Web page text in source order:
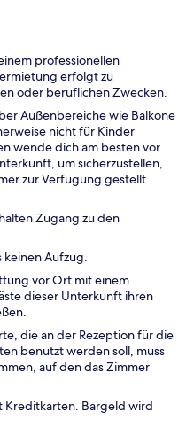
professionellen
erfolgt zu
oder beruflichen Zwecken.
Außenbereiche wie Balkone
nicht für Kinder
wende dich am besten vor
um sicherzustellen,
zur Verfügung gestellt
Zugang zu den
Aufzug.
vor Ort mit einem
dieser Unterkunft ihren
die an der Rezeption für die
benutzt werden soll, muss
auf den das Zimmer
Kreditkarten. Bargeld wird